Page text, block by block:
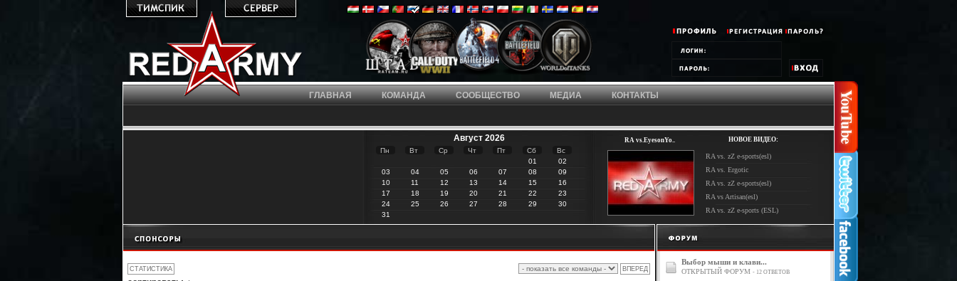
ГЛАВНАЯ КОМАНДА СООБЩЕСТВО МЕДИА КОНТАКТЫ
Август 2026
Пн Вт Ср Чт Пт Сб
Вс
01
02
03
04 05 06 07 08
09
10
11 12 13 14 15
16
17
18 19 20 21 22
23
24
25 26 27 28 29
30
31
RA vs.EyesonYo.. НОВОЕ ВИДЕО:
RA vs. zZ e-sports(esl)
RA vs. Ergotic
RA vs. zZ e-sports(esl)
RA vs Artisan(esl)
RA vs. zZ e-sports (ESL)
Выбор мыши и клави...
ОТКРЫТЫЙ ФОРУМ - 12 ОТВЕТОВ